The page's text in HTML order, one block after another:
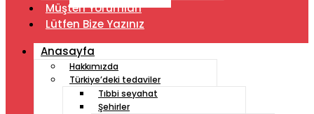
Müşteri Yorumları
Lütfen Bize Yazınız
Anasayfa
Hakkımızda
Türkiye’deki tedaviler
Tıbbi seyahat
Şehirler